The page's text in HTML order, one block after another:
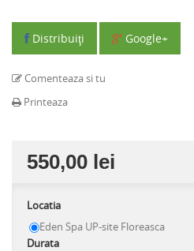
Distribuiţi Google+
Comenteaza si tu
Printeaza
550,00 lei
Locatia
Eden Spa UP-site Floreasca
Durata